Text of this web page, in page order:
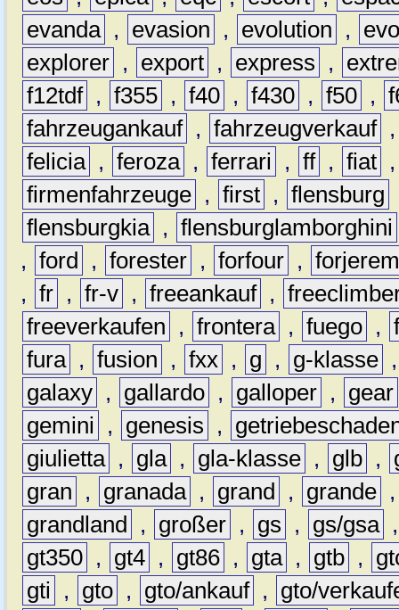
evanda , evasion , evolution ,
explorer , export , express ,
f12tdf , f355 , f40 , f430 , f50 ,
fahrzeugankauf , fahrzeugverkauf
felicia , feroza , ferrari , ff , fiat
firmenfahrzeuge , first , flensburg
flensburgkia , flensburglamborghini
, ford , forester , forfour ,
, fr , fr-v , freeankauf ,
freeverkaufen
, frontera , fuego ,
fura , fusion , fxx , g , g-klasse
galaxy , gallardo , galloper ,
gear
gemini
, genesis ,
giulietta , gla , gla-klasse , glb ,
gran
, granada , grand , grande
grandland
, großer , gs , gs/gsa
gt350 , gt4 , gt86 , gta , gtb ,
gti
, gto , gto/ankauf ,
gto/